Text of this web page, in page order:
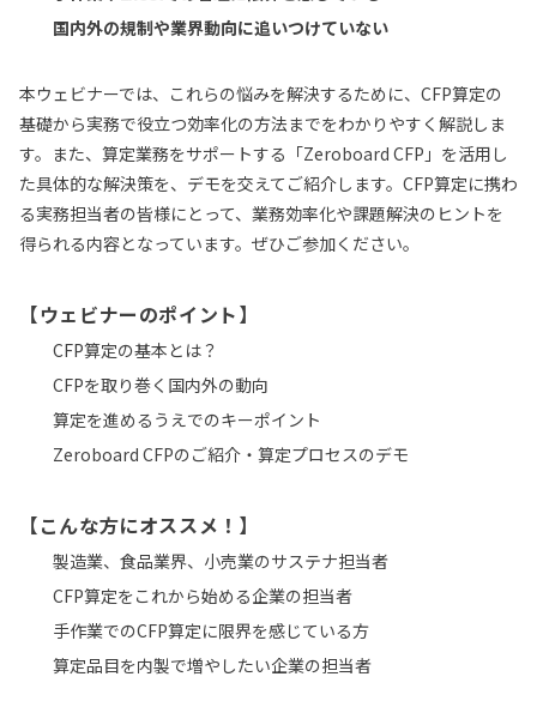
国内外の規制や業界動向に追いつけていない
本ウェビナーでは、これらの悩みを解決するために、CFP算定の
基礎から実務で役立つ効率化の方法までをわかりやすく解説しま
す。また、算定業務をサポートする「Zeroboard CFP」を活用し
た具体的な解決策を、デモを交えてご紹介します。CFP算定に携わ
る実務担当者の皆様にとって、業務効率化や課題解決のヒントを
得られる内容となっています。ぜひご参加ください。
【ウェビナーのポイント】
CFP算定の基本とは？
CFPを取り巻く国内外の動向
算定を進めるうえでのキーポイント
Zeroboard CFPのご紹介・算定プロセスのデモ
【こんな方にオススメ！】
製造業、食品業界、小売業のサステナ担当者
CFP算定をこれから始める企業の担当者
手作業でのCFP算定に限界を感じている方
算定品目を内製で増やしたい企業の担当者